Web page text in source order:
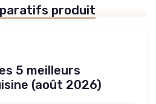
produit
5 meilleurs
(août 2026)